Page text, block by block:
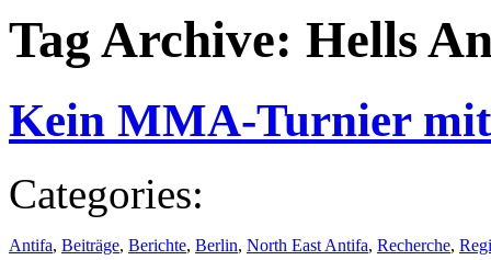
Tag Archive: Hells
Kein MMA-Turnier mit
Categories:
Antifa, Beiträge, Berichte, Berlin, North East Antifa, Recherche,